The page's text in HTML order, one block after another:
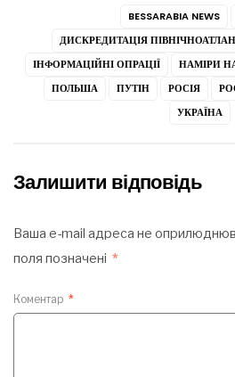
BESSARABIA NEWS
ДИСКРЕДИТАЦІЯ
ІНФОРМАЦІЙНІ ОПРАЦІЇ
НАМІРИ
ПОЛЬША
ПУТІН РОСІЯ
УКРАЇНА
Залишити відповідь
Ваша e-mail адреса не
поля позначені *
Коментар *